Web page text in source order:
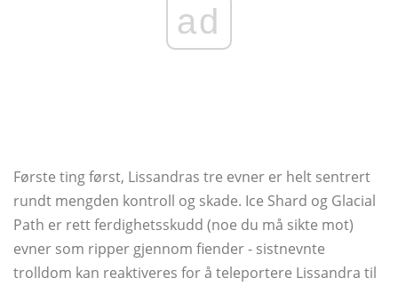
ad
Første ting først, Lissandras tre evner er helt sentrert
rundt mengden kontroll og skade. Ice Shard og Glacial
Path er rett ferdighetsskudd (noe du må sikte mot)
evner som ripper gjennom fiender - sistnevnte
trolldom kan reaktiveres for å teleportere Lissandra til